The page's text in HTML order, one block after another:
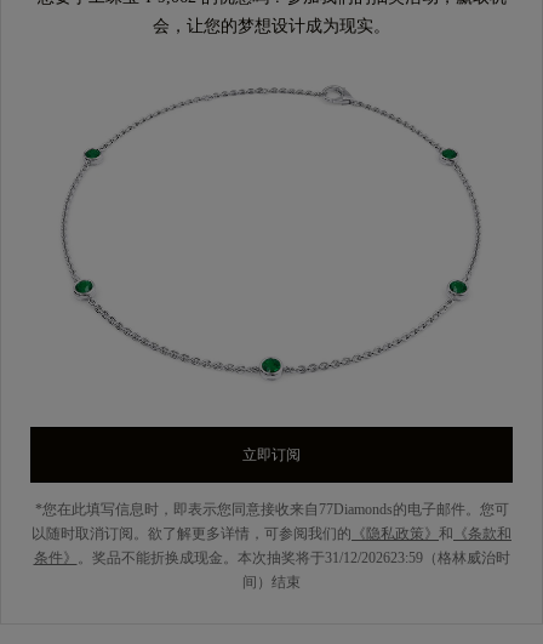
会，让您的梦想设计成为现实。
立即订阅
*您在此填写信息时，即表示您同意接收来自77Diamonds的电子邮件。您可
以随时取消订阅。欲了解更多详情，可参阅我们的 《隐私政策》 和 《条款和
条件》 。奖品不能折换成现金。本次抽奖将于31/12/202623:59（格林威治时
间）结束